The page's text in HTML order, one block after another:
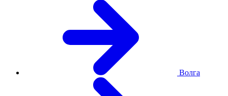
Волга